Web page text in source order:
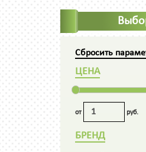
Сбросить
ЦЕНА
от руб.
БРЕНД